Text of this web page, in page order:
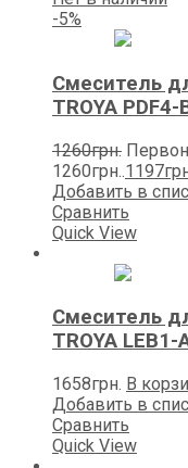
-5%
Смеситель
TROYA
1260грн.
1260грн..1197
Добавить в
Сравнить
Quick View
Смеситель
TROYA
1658грн. В
Добавить в
Сравнить
Quick View